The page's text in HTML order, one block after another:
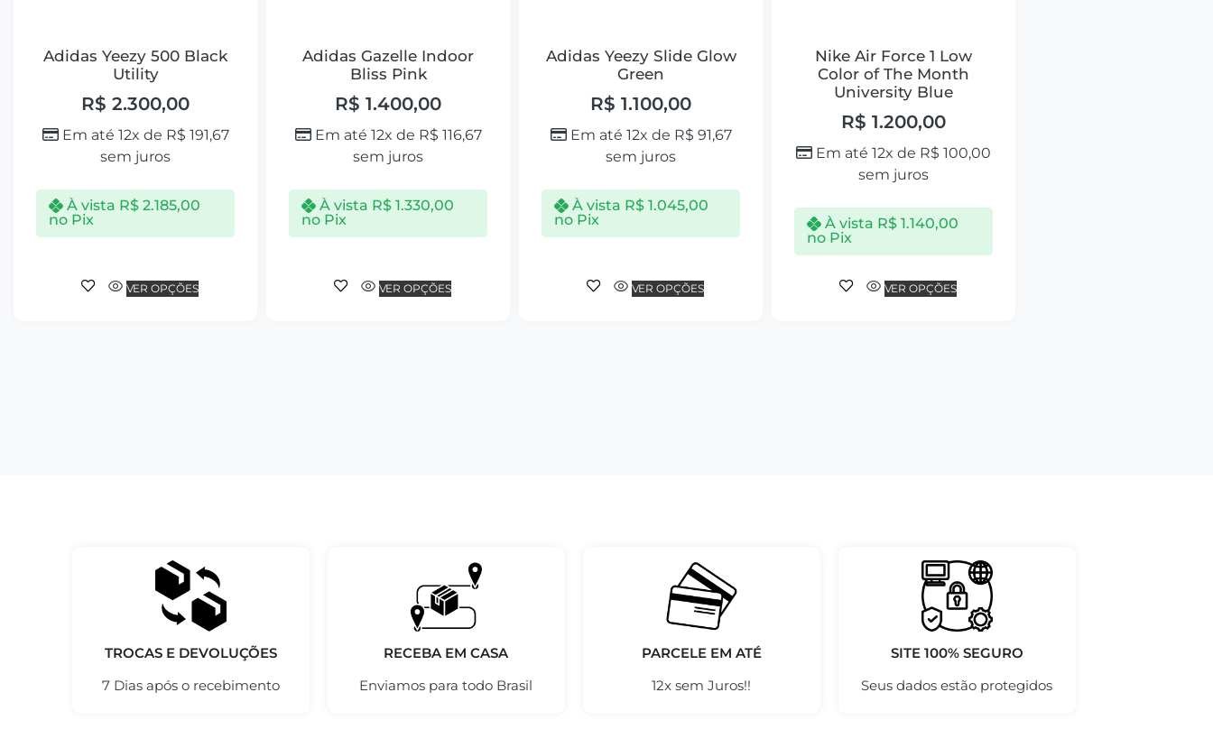
Adidas Yeezy 500 Black
Utility
R$ 2.300,00
Em até 12x de R$ 191,67
sem juros
À vista R$2.185,00
no Pix
VER OPÇÕES
Adidas Gazelle Indoor
Bliss Pink
R$ 1.400,00
Em até 12x de R$ 116,67
sem juros
À vista R$1.330,00
no Pix
VER OPÇÕES
Adidas Yeezy Slide Glow
Green
R$ 1.100,00
Em até 12x de R$ 91,67
sem juros
À vista R$1.045,00
no Pix
VER OPÇÕES
Nike Air Force 1 Low
Color of The Month
University Blue
R$ 1.200,00
Em até 12x de R$ 100,00
sem juros
À vista R$1.140,00
no Pix
VER OPÇÕES
TROCAS E DEVOLUÇÕES
7 Dias após o recebimento
RECEBA EM CASA
Enviamos para todo Brasil
PARCELE EM ATÉ
12x sem Juros!!
SITE 100% SEGURO
Seus dados estão protegidos